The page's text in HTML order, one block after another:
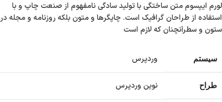
لورم ایپسوم متن ساختگی با تولید سادگی نامفهوم از صنعت چاپ و با
استفاده از طراحان گرافیک است. چاپگرها و متون بلکه روزنامه و مجله در
ستون و سطرآنچنان که لازم است
سیستم وردپرس
طراح نوین وردپرس